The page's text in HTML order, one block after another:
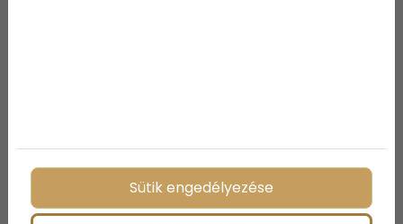
Sütik engedélyezése